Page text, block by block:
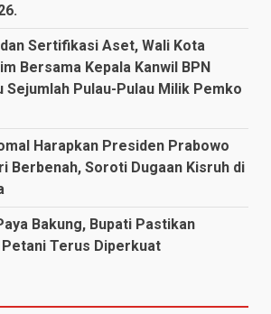
Sertifikasi Aset, Wali Kota
Bersama Kepala Kanwil BPN
Sejumlah Pulau-Pulau Milik Pemko
Harapkan Presiden Prabowo
Berbenah, Soroti Dugaan Kisruh di
Bakung, Bupati Pastikan
Terus Diperkuat